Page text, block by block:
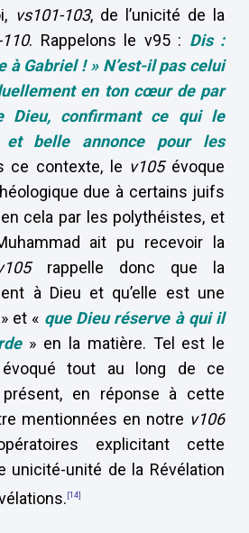
vs101-103, de l’unicité de la
. Rappelons le v95 : Dis :
à Gabriel ! » N’est-il pas celui
en ton cœur de par
Dieu, confirmant ce qui le
et belle annonce pour les
ce contexte, le v105évoque
due à certains juifs
cela par les polythéistes, et
ait pu recevoir la
rappelle donc que la
à Dieu et qu’elle est une
et « que Dieu réserve à qui il
» en la matière. Tel est le
évoqué tout au long de ce
en réponse à cette
mentionnées en notre v106
explicitant cette
unicité-unité de la Révélation
[14]